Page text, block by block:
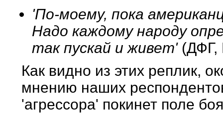
'По-моему, пока
Надо каждому народу
так пускай и живет' (ДФГ,
Как видно из этих реплик,
мнению наших
'агрессора' покинет поле